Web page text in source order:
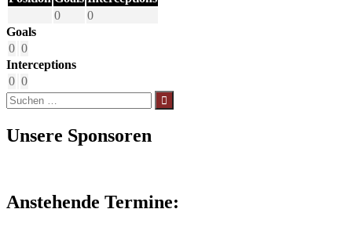
0
0
Goals
0 0
Interceptions
0 0
Suchen
nach:
Unsere Sponsoren
Anstehende Termine: